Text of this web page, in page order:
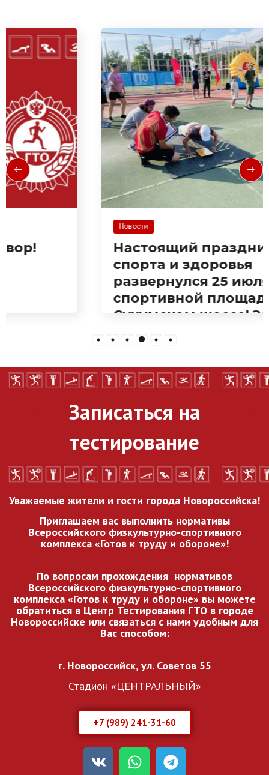
Настоящий праздник
спорта и здоровья
развернулся 25 июля на
спортивной площадке на
Сухумском шоссе! Здесь
проекта «ГТО в каждый
двор».
Записаться на
тестирование
Уважаемые жители и гости города Новороссийска!
Приглашаем вас выполнить нормативы
Всероссийского физкультурно-спортивного
комплекса «Готов к труду и обороне»!
По вопросам прохождения нормативов
Всероссийского физкультурно-спортивного
комплекса «Готов к труду и обороне» вы можете
обратиться в Центр Тестирования ГТО в городе
Новороссийске или связаться с нами удобным для
Вас способом:
г. Новороссийск, ул. Советов 55
Стадион «ЦЕНТРАЛЬНЫЙ»
+7 (989) 241-31-60